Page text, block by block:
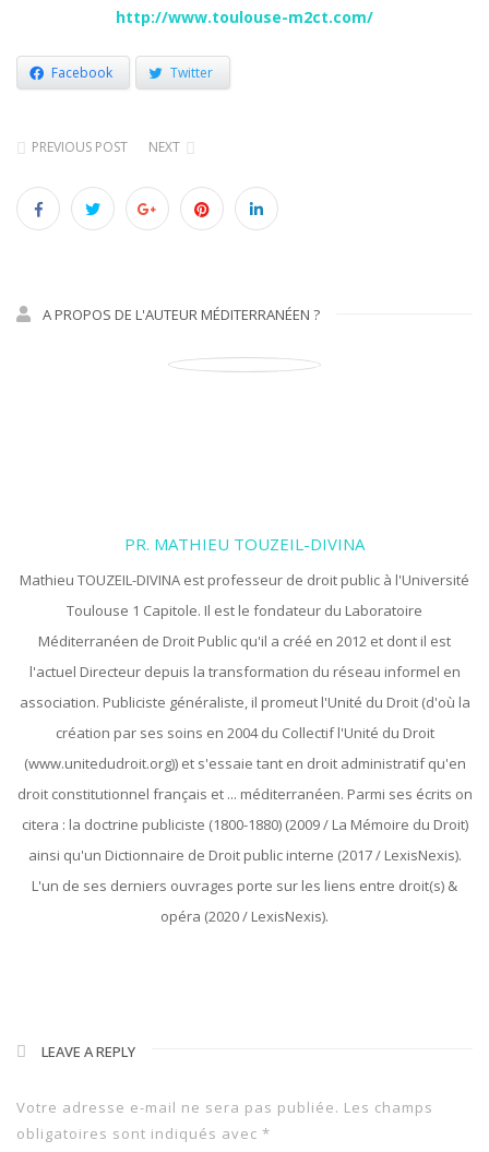
http://www.toulouse-m2ct.com/
Facebook Twitter
PREVIOUS POST NEXT
A PROPOS DE L'AUTEUR MÉDITERRANÉEN ?
PR. MATHIEU TOUZEIL-DIVINA
Mathieu TOUZEIL-DIVINA est professeur de droit public à l'Université
Toulouse 1 Capitole. Il est le fondateur du Laboratoire
Méditerranéen de Droit Public qu'il a créé en 2012 et dont il est
l'actuel Directeur depuis la transformation du réseau informel en
association. Publiciste généraliste, il promeut l'Unité du Droit (d'où la
création par ses soins en 2004 du Collectif l'Unité du Droit
(www.unitedudroit.org)) et s'essaie tant en droit administratif qu'en
droit constitutionnel français et ... méditerranéen. Parmi ses écrits on
citera : la doctrine publiciste (1800-1880) (2009 / La Mémoire du Droit)
ainsi qu'un Dictionnaire de Droit public interne (2017 / LexisNexis).
L'un de ses derniers ouvrages porte sur les liens entre droit(s) &
opéra (2020 / LexisNexis).
LEAVE A REPLY
Votre adresse e-mail ne sera pas publiée. Les champs
obligatoires sont indiqués avec *